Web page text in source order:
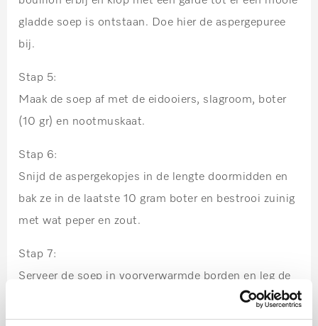
gladde soep is ontstaan. Doe hier de aspergepuree
bij.
Stap 5:
Maak de soep af met de eidooiers, slagroom, boter
(10 gr) en nootmuskaat.
Stap 6:
Snijd de aspergekopjes in de lengte doormidden en
bak ze in de laatste 10 gram boter en bestrooi zuinig
met wat peper en zout.
Stap 7:
Serveer de soep in voorverwarmde borden en leg de
aspergekopjes als garnituur op de soep. U kunt er
ook nog wat hamreepjes op leggen.